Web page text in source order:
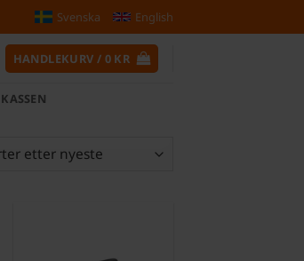
Svenska English
HANDLEKURV / 0 KR
KASSEN